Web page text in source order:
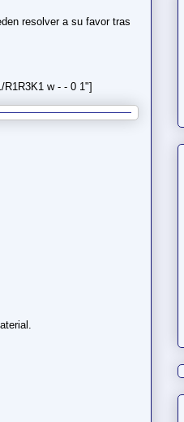
resolver a su favor tras
R1R3K1 w - - 0 1"]